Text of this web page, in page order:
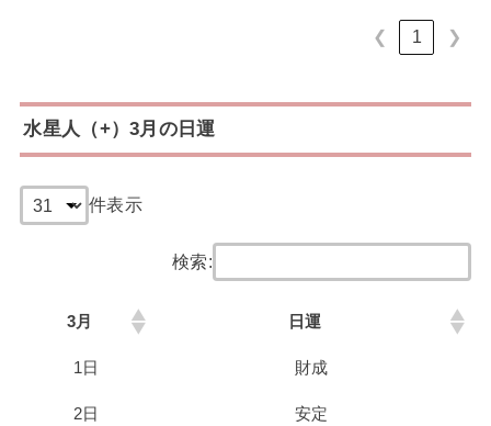
❮ 1 ❯
水星人（+）3月の日運
件表示
検索:
3月 日運
1日 財成
2日 安定